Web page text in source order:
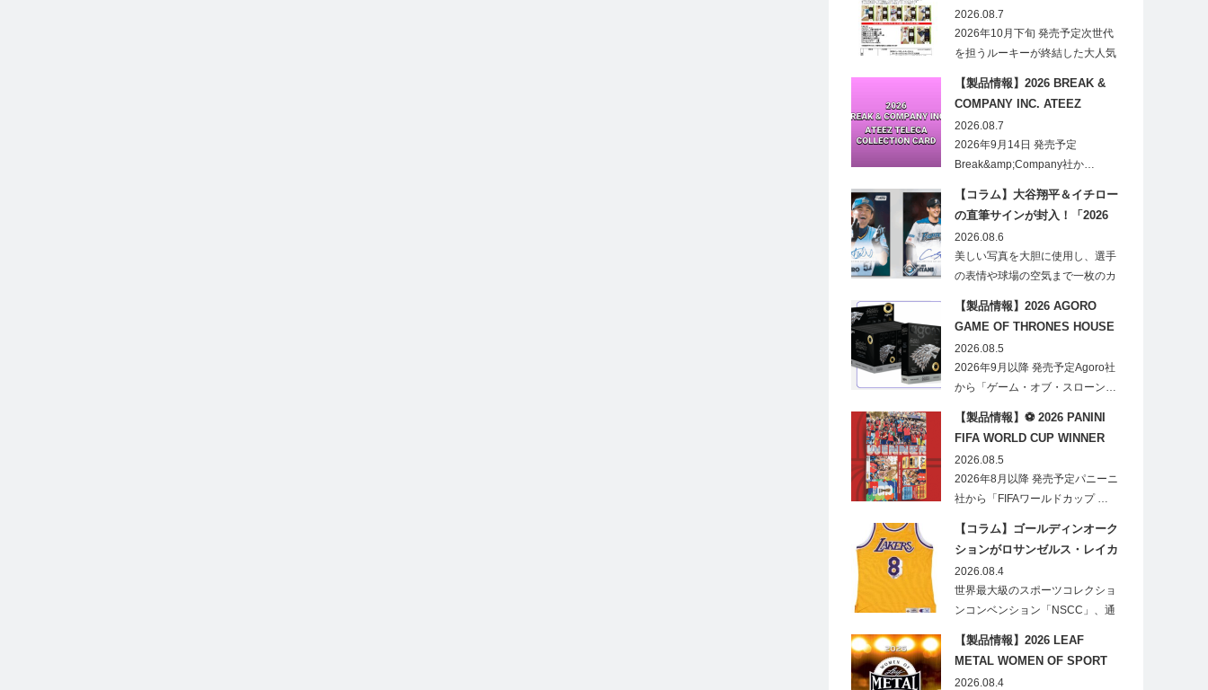
ディションプレミアム 2026
2026.08.7
2026年10月下旬 発売予定次世代
を担うルーキーが終結した大人気
【製品情報】2026 BREAK &
COMPANY INC. ATEEZ
TELECA COLLECTION CARD
2026.08.7
2026年9月14日 発売予定
Break&amp;Company社か…
【コラム】大谷翔平＆イチロー
の直筆サインが封入！「2026
Topps NPB Stadium Club」が
見逃せない
2026.08.6
美しい写真を大胆に使用し、選手
の表情や球場の空気まで一枚のカ
【製品情報】2026 AGORO
GAME OF THRONES HOUSE
STARK BLIND BOX
2026.08.5
2026年9月以降 発売予定Agoro社
から「ゲーム・オブ・スローン…
【製品情報】⚽ 2026 PANINI
FIFA WORLD CUP WINNER
STICKER POSTER
2026.08.5
2026年8月以降 発売予定パニーニ
社から「FIFAワールドカップ …
【コラム】ゴールディンオーク
ションがロサンゼルス・レイカ
ーズのオフィシャルオークショ
ンスポンサーに！
2026.08.4
世界最大級のスポーツコレクショ
ンコンベンション「NSCC」、通
【製品情報】2026 LEAF
METAL WOMEN OF SPORT
HOBBY
2026.08.4